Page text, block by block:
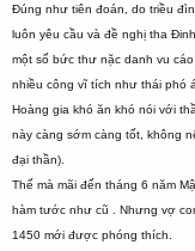
Đúng như tiên đoán, do triều
luôn yêu cầu và đề nghị tha
một số bức thư nặc danh vu
nhiều công vĩ tích như thái phó
Hoàng gia khó ăn khó nói với
này càng sớm càng tốt, không
đại thần).
Thế mà mãi đến tháng 6 năm
hàm tước như cũ . Nhưng vợ
1450 mới được phóng thích.